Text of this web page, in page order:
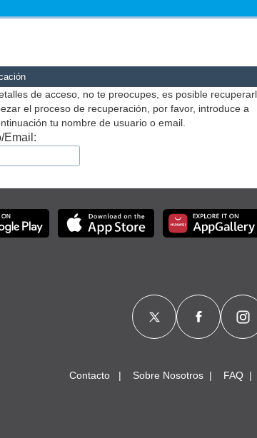
de acceso, no te preocupes, es posible
el proceso de recuperación, por favor, introduce a
tu nombre de usuario o email.
Email:
Contacto Sobre Nosotros FAQ